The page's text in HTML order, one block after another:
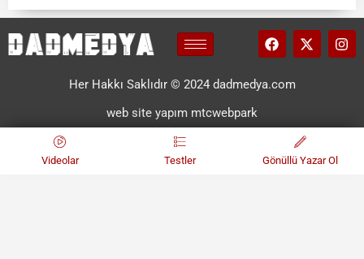
Her Hakkı Saklıdır © 2024 dadmedya.com
web site yapım mtcwebpark
Videolar Testler Gönüllü Yazar Ol